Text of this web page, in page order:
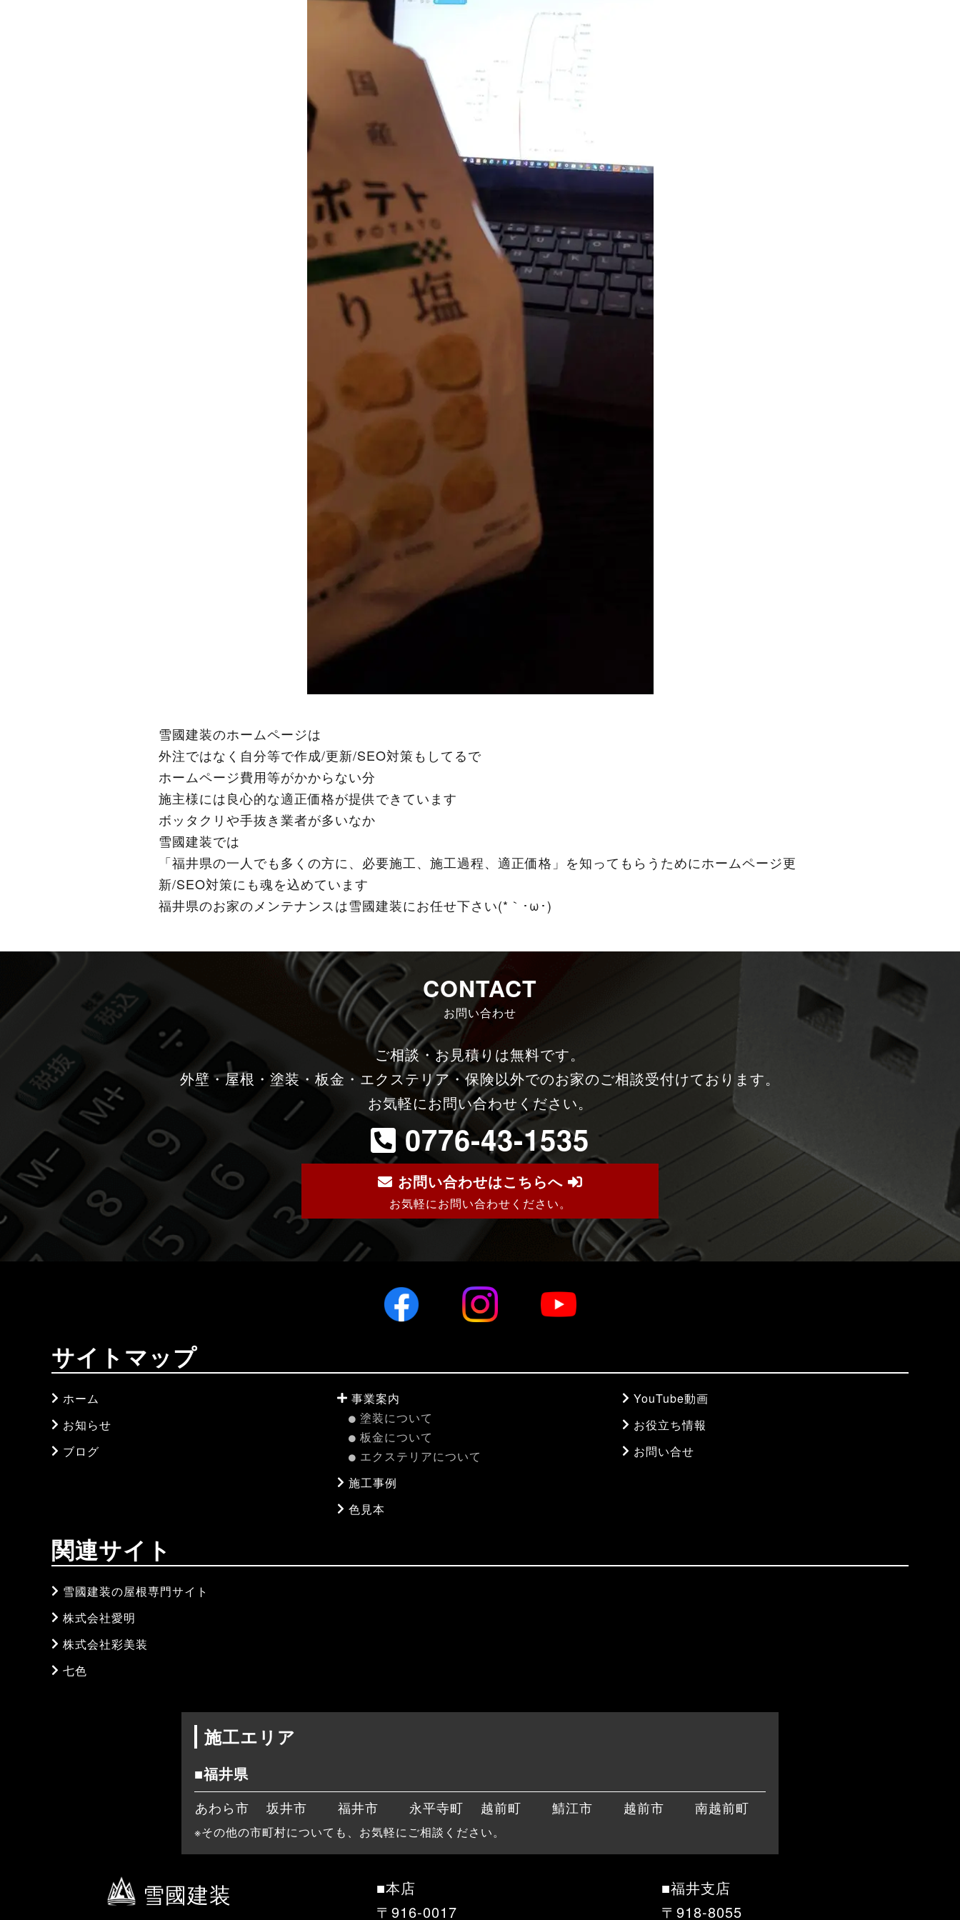
雪國建装のホームページは
外注ではなく自分等で作成/更新/SEO対策もしてるで
ホームページ費用等がかからない分
施主様には良心的な適正価格が提供できています
ボッタクリや手抜き業者が多いなか
雪國建装では
「福井県の一人でも多くの方に、必要施工、施工過程、適正価格」を知ってもらうためにホームページ更
新/SEO対策にも魂を込めています
福井県のお家のメンテナンスは雪國建装にお任せ下さい(*｀･ω･)ゞ
CONTACT
お問い合わせ
ご相談・お見積りは無料です。
外壁・屋根・塗装・板金・エクステリア・保険以外でのお家のご相談受付けております。
お気軽にお問い合わせください。
0776-43-1535
お問い合わせはこちらへ
お気軽にお問い合わせください。
サイトマップ
ホーム
お知らせ
ブログ
事業案内
塗装について
板金について
エクステリアについて
施工事例
色見本
YouTube動画
お役立ち情報
お問い合せ
関連サイト
雪國建装の屋根専門サイト
株式会社愛明
株式会社彩美装
七色
施工エリア
■福井県
あわら市 坂井市 福井市 永平寺町 越前町 鯖江市 越前市 南越前町
※その他の市町村についても、お気軽にご相談ください。
雪國建装
■本店
〒916-0017
■福井支店
〒918-8055